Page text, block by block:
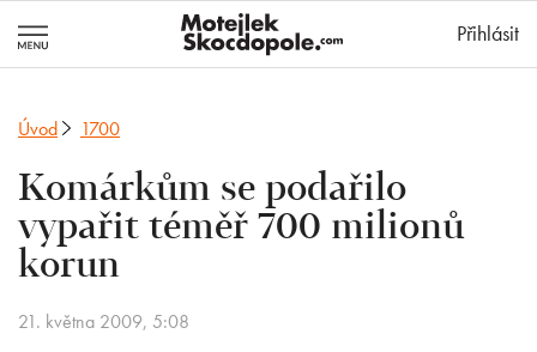
Přihlásit
Úvod 1700
Komárkům se podařilo
vypařit téměř 700 milionů
korun
21. května 2009, 5:08